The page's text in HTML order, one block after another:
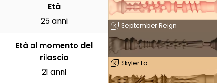
K September Reign
K Skyler Lo
Età
25 anni
Età al momento del
rilascio
21 anni